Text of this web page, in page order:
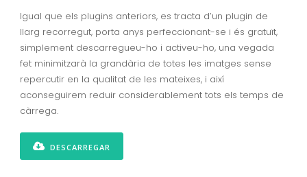
Igual que els plugins anteriors, es tracta d’un plugin de
llarg recorregut, porta anys perfeccionant-se i és gratuït,
simplement descarregueu-ho i activeu-ho, una vegada
fet minimitzarà la grandària de totes les imatges sense
repercutir en la qualitat de les mateixes, i així
aconseguirem reduir considerablement tots els temps de
càrrega.
DESCARREGAR